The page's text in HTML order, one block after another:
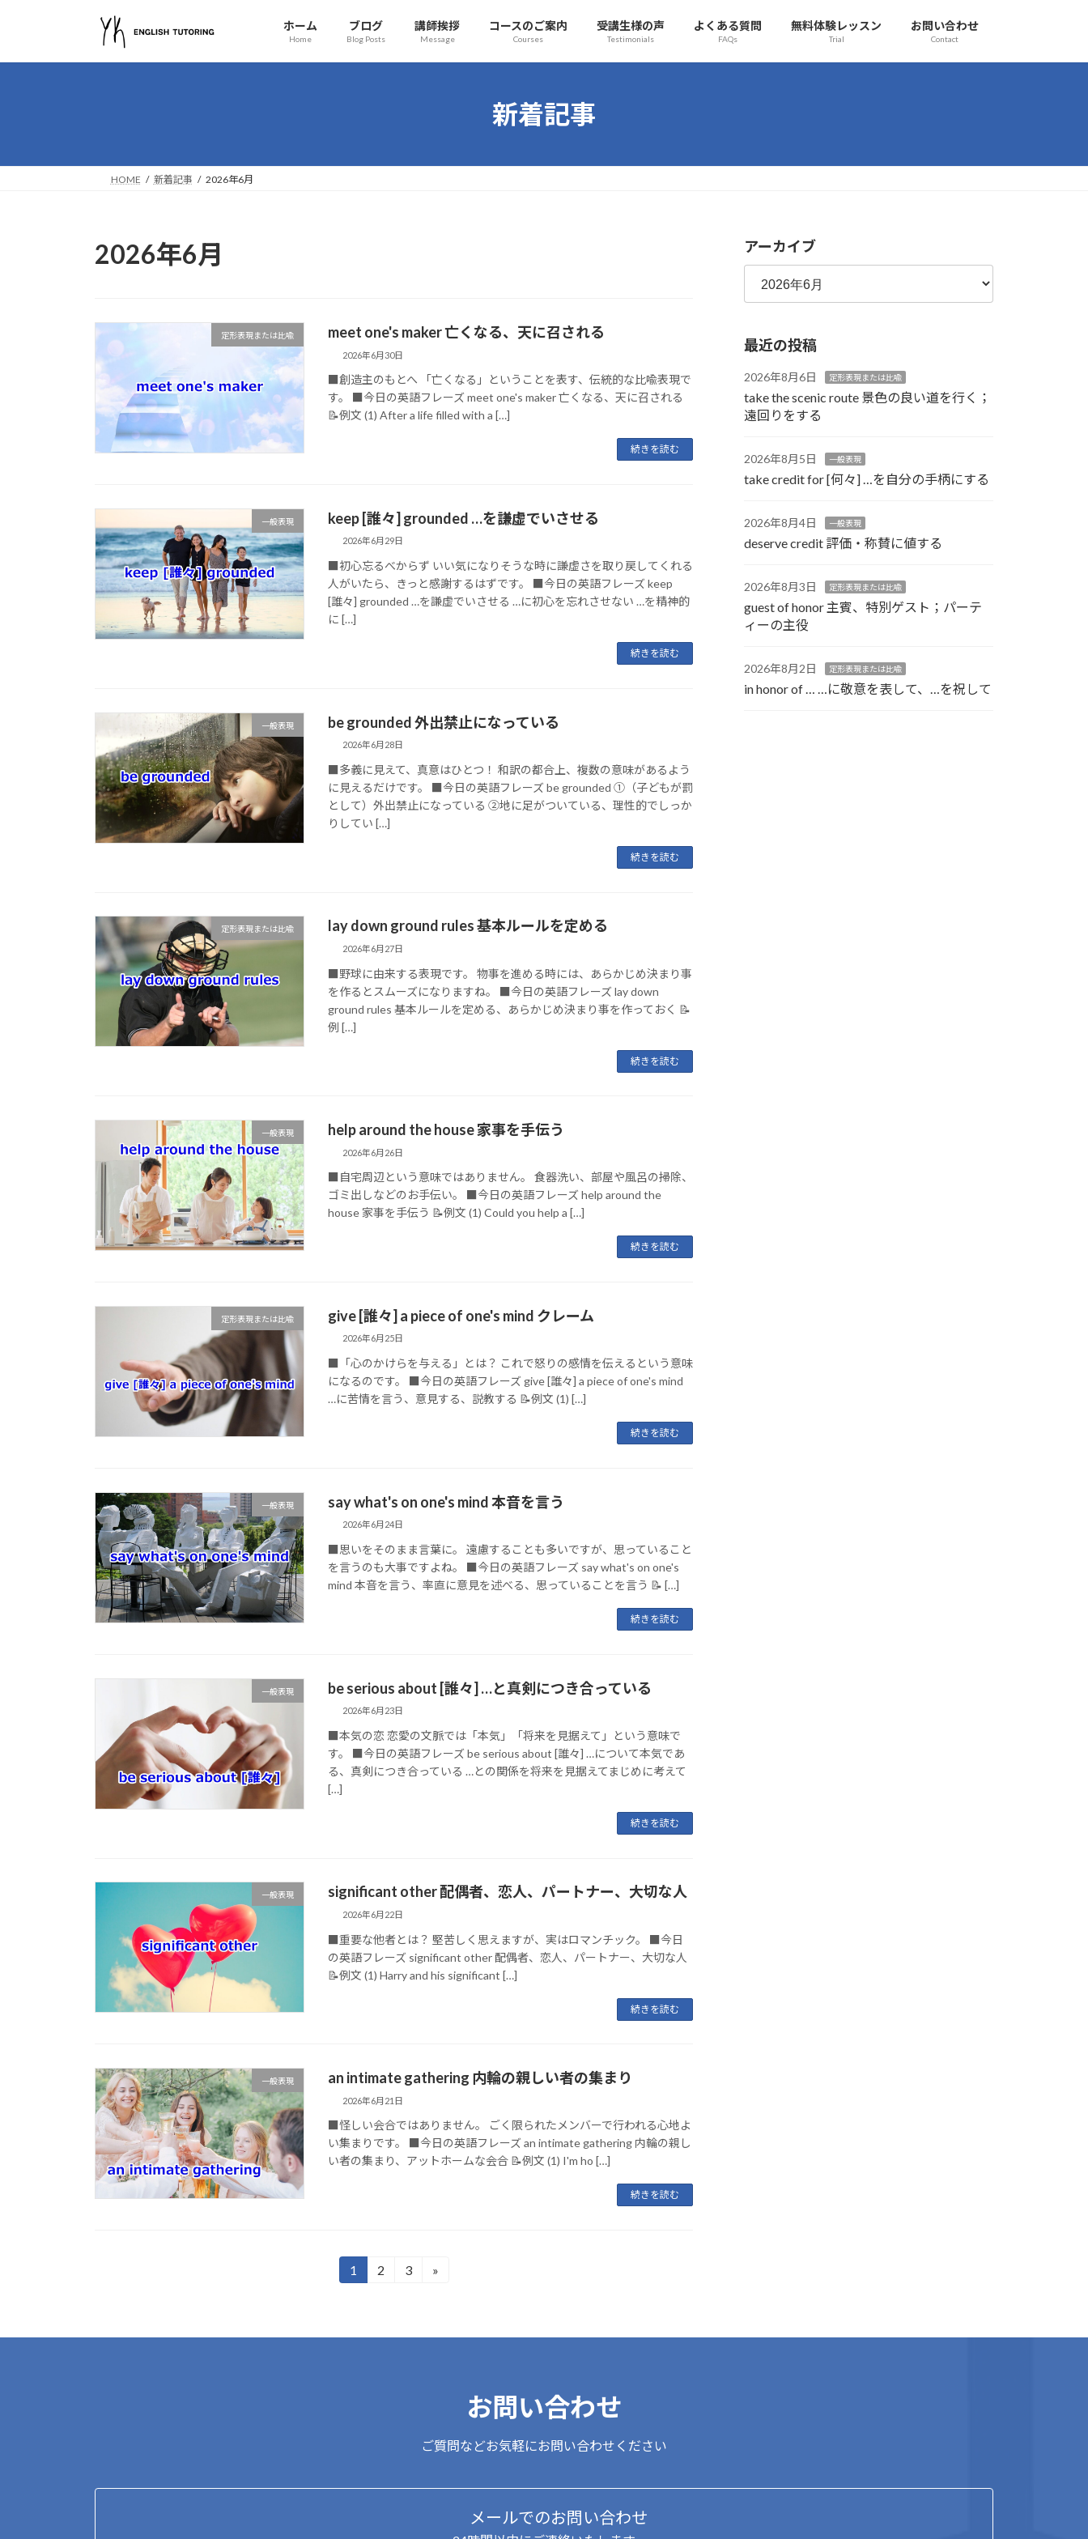
ン
ッ
ー
移
ホーム
Home
ブログ
Blog Posts
講師挨拶
Message
コースのご案内
Courses
受講生様の声
Testimonials
よくある質問
FAQs
無料体験レッスン
Trial
お問い合わせ
Contact
新着記事
HOME 新着記事 2026年6月
2026年6月
定形表現または比喩 meet one's maker 亡くなる、天に召される
2026年6月30日
■創造主のもとへ 「亡くなる」ということを表す、伝統的な比喩表現で
す。 ■今日の英語フレーズ meet one's maker 亡くなる、天に召される
📝例文 (1) After a life filled with a […]
続きを読む
一般表現 keep [誰々] grounded …を謙虚でいさせる
2026年6月29日
■初心忘るべからず いい気になりそうな時に謙虚さを取り戻してくれる
人がいたら、きっと感謝するはずです。 ■今日の英語フレーズ keep
[誰々] grounded …を謙虚でいさせる …に初心を忘れさせない …を精神的
に […]
続きを読む
一般表現 be grounded 外出禁止になっている
2026年6月28日
■多義に見えて、真意はひとつ！ 和訳の都合上、複数の意味があるよう
に見えるだけです。 ■今日の英語フレーズ be grounded ①（子どもが罰
として）外出禁止になっている ②地に足がついている、理性的でしっか
りしてい […]
続きを読む
定形表現または比喩 lay down ground rules 基本ルールを定める
2026年6月27日
■野球に由来する表現です。 物事を進める時には、あらかじめ決まり事
を作るとスムーズになりますね。 ■今日の英語フレーズ lay down
ground rules 基本ルールを定める、あらかじめ決まり事を作っておく 📝
例 […]
続きを読む
一般表現 help around the house 家事を手伝う
2026年6月26日
■自宅周辺という意味ではありません。 食器洗い、部屋や風呂の掃除、
ゴミ出しなどのお手伝い。 ■今日の英語フレーズ help around the
house 家事を手伝う 📝例文 (1) Could you help a […]
続きを読む
定形表現または比喩 give [誰々] a piece of one's mind クレーム
2026年6月25日
■「心のかけらを与える」とは？ これで怒りの感情を伝えるという意味
になるのです。 ■今日の英語フレーズ give [誰々] a piece of one's mind
…に苦情を言う、意見する、説教する 📝例文 (1) […]
続きを読む
一般表現 say what's on one's mind 本音を言う
2026年6月24日
■思いをそのまま言葉に。 遠慮することも多いですが、思っていること
を言うのも大事ですよね。 ■今日の英語フレーズ say what's on one's
mind 本音を言う、率直に意見を述べる、思っていることを言う 📝 […]
続きを読む
一般表現 be serious about [誰々] …と真剣につき合っている
2026年6月23日
■本気の恋 恋愛の文脈では「本気」「将来を見据えて」という意味で
す。 ■今日の英語フレーズ be serious about [誰々] …について本気であ
る、真剣につき合っている …との関係を将来を見据えてまじめに考えて
[…]
続きを読む
一般表現 significant other 配偶者、恋人、パートナー、大切な人
2026年6月22日
■重要な他者とは？ 堅苦しく思えますが、実はロマンチック。 ■今日
の英語フレーズ significant other 配偶者、恋人、パートナー、大切な人
📝例文 (1) Harry and his significant […]
続きを読む
一般表現 an intimate gathering 内輪の親しい者の集まり
2026年6月21日
■怪しい会合ではありません。 ごく限られたメンバーで行われる心地よ
い集まりです。 ■今日の英語フレーズ an intimate gathering 内輪の親し
い者の集まり、アットホームな会合 📝例文 (1) I'm ho […]
続きを読む
の
り
固
1
固
2
固
3 »
アーカイブ
最近の投稿
2026年8月6日 定形表現または比喩
take the scenic route 景色の良い道を行く；
遠回りをする
2026年8月5日 一般表現
take credit for [何々] …を自分の手柄にする
2026年8月4日 一般表現
deserve credit 評価・称賛に値する
2026年8月3日 定形表現または比喩
guest of honor 主賓、特別ゲスト；パーテ
ィーの主役
2026年8月2日 定形表現または比喩
in honor of … …に敬意を表して、…を祝して
お問い合わせ
ご質問などお気軽にお問い合わせください
メールでのお問い合わせ